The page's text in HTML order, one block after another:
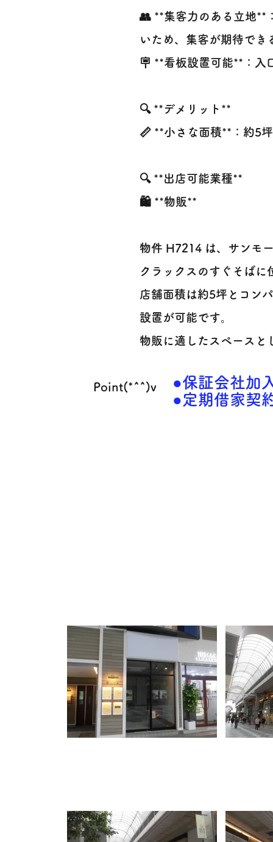
👥 **集客力のある立地**
いため、集客が期待でき
🪧 **看板設置可能**：入
🔍 **デメリット**
📏 **小さな面積**：約5
🔍 **出店可能業種**
🛍️ **物販**
物件 H7214 は、サンモ
クラックスのすぐそばに
店舗面積は約5坪とコン
設置が可能です。
物販に適したスペースと
Point(*^^)v
●保証会社加
●定期借家契